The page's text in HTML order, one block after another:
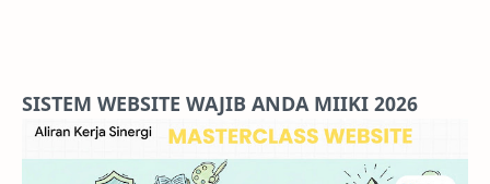
Features
Pricing
SISTEM WEBSITE WAJIB ANDA MIIKI 2026